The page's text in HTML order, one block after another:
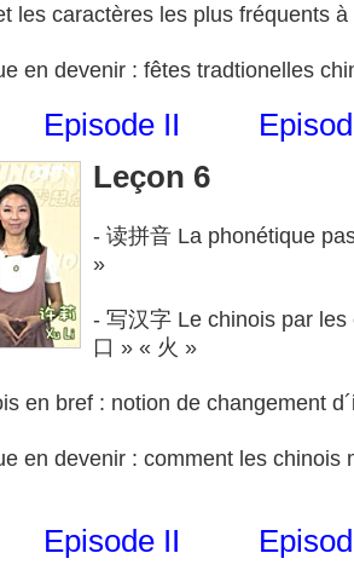
les caractères les plus fréquents
en devenir : fêtes tradtionelles
Episode II
Leçon 6
- 读拼音 La phonétique
»
- 写汉字 Le chinois par
口 » « 火 »
en bref : notion de changement
en devenir : comment les chinois
Episode II